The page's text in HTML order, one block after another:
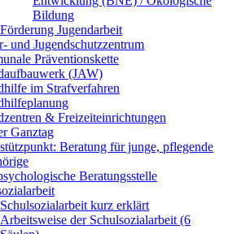
Bildung
Förderung Jugendarbeit
und Jugendschutzzentrum
Präventionskette
(JAW)
im Strafverfahren
& Freizeiteinrichtungen
Ganztag
Beratung für junge, pflegende
Beratungsstelle
Schulsozialarbeit kurz erklärt
Arbeitsweise der Schulsozialarbeit (6